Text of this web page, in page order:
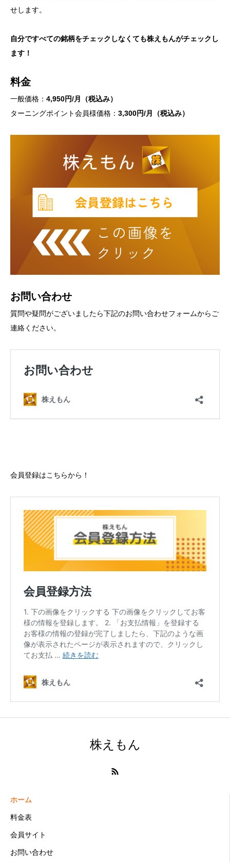
せします。
自分ですべての銘柄をチェックしなくても株えもんがチェックし
ます！
料金
一般価格： 4,950円/月（税込み）
ターニングポイント会員様価格： 3,300円/月（税込み）
お問い合わせ
質問や疑問がございましたら下記のお問い合わせフォームからご
連絡ください。
会員登録はこちらから！
株えもん
ホーム
料金表
会員サイト
お問い合わせ